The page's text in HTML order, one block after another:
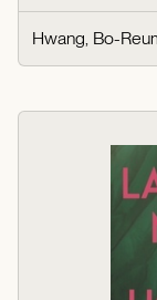
Hwang, Bo-